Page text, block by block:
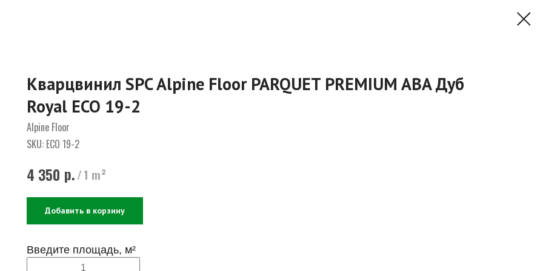
Кварцвинил SPC Alpine Floor PARQUET PREMIUM ABA Дуб
Royal ECO 19-2
Alpine Floor
SKU: ECO 19-2
4 350 р./1 m²
Добавить в корзину
Введите площадь, м²